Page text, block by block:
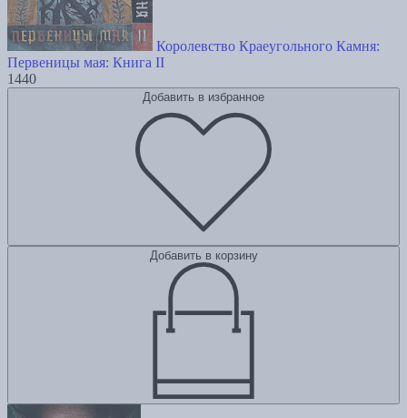
Королевство Краеугольного Камня:
Первеницы мая: Книга II
1440
Добавить в избранное
Добавить в корзину